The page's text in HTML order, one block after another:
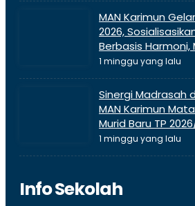
MAN Karimun
2026,
Berbasis
1 minggu yang lalu
Sinergi Madrasah
MAN Karimun
Murid Baru TP
1 minggu yang lalu
Info Sekolah